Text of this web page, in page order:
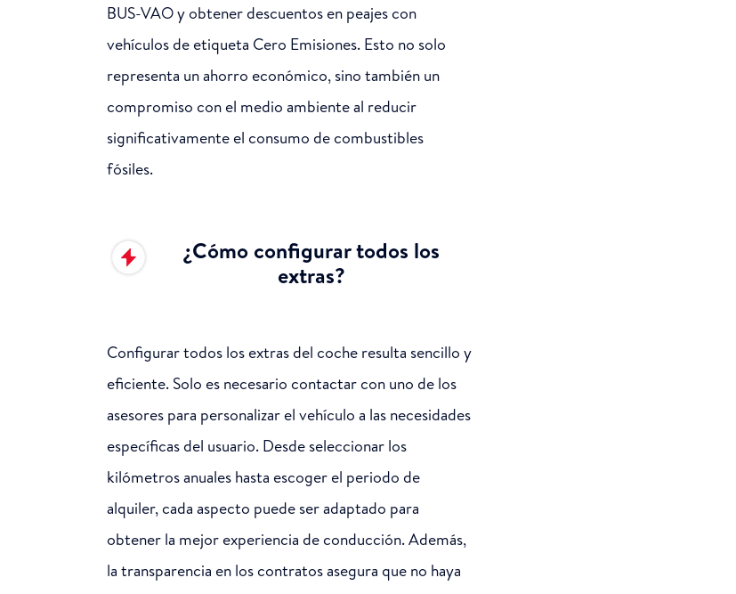
BUS-VAO y obtener descuentos en peajes con
vehículos de etiqueta Cero Emisiones. Esto no solo
representa un ahorro económico, sino también un
compromiso con el medio ambiente al reducir
significativamente el consumo de combustibles
fósiles.
¿Cómo configurar todos los
extras?
Configurar todos los extras del coche resulta sencillo y
eficiente. Solo es necesario contactar con uno de los
asesores para personalizar el vehículo a las necesidades
específicas del usuario. Desde seleccionar los
kilómetros anuales hasta escoger el periodo de
alquiler, cada aspecto puede ser adaptado para
obtener la mejor experiencia de conducción. Además,
la transparencia en los contratos asegura que no haya